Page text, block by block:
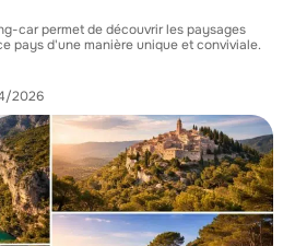
car permet de découvrir les paysages
pays d'une manière unique et conviviale.
2026